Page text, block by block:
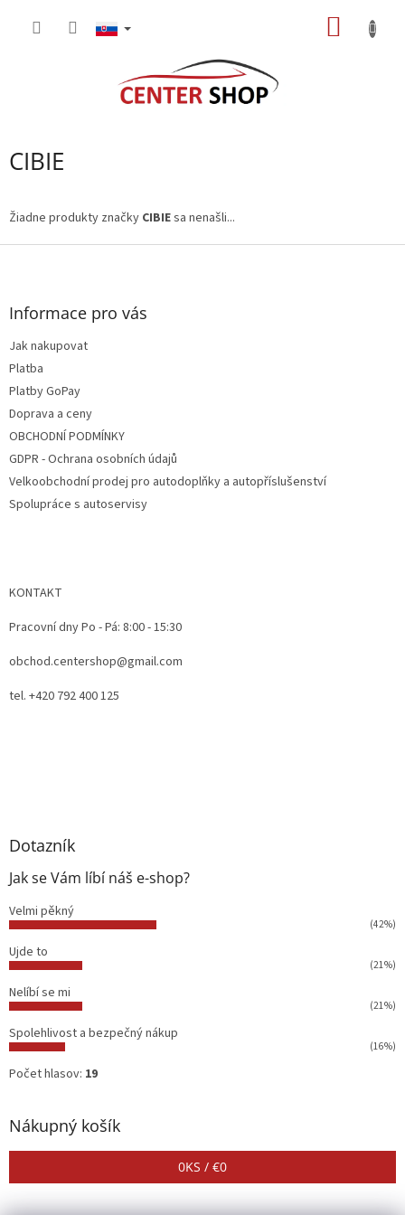
CIBIE
Žiadne produkty značky CIBIEsa nenašli...
Z
Informace pro vás
Jak nakupovat
Platba
Platby GoPay
Doprava a ceny
OBCHODNÍ PODMÍNKY
GDPR - Ochrana osobních údajů
Velkoobchodní prodej pro autodoplňky a autopříslušenství
Spolupráce s autoservisy
KONTAKT
Pracovní dny Po - Pá: 8:00 - 15:30
obchod.centershop@gmail.com
tel. +420 792 400 125
Dotazník
Jak se Vám líbí náš e-shop?
Velmi pěkný
(42%)
Ujde to
(21%)
Nelíbí se mi
(21%)
Spolehlivost a bezpečný nákup
(16%)
Počet hlasov: 19
Nákupný košík
0KS / €0